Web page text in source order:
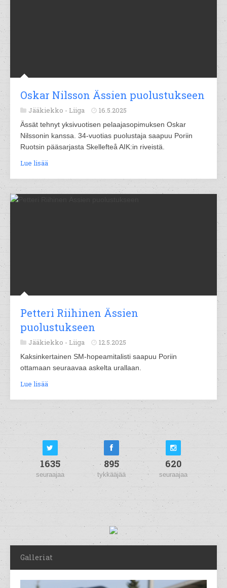
Oskar Nilsson Ässien puolustukseen
Jääkiekko - Liiga 16.5.2025
Ässät tehnyt yksivuotisen pelaajasopimuksen Oskar
Nilssonin kanssa. 34-vuotias puolustaja saapuu Poriin
Ruotsin pääsarjasta Skellefteå AIK:in riveistä.
Lue lisää
Petteri Riihinen Ässien
puolustukseen
Jääkiekko - Liiga 12.5.2025
Kaksinkertainen SM-hopeamitalisti saapuu Poriin
ottamaan seuraavaa askelta urallaan.
Lue lisää
1635
seuraajaa
895
tykkääjää
620
seuraajaa
Galleriat